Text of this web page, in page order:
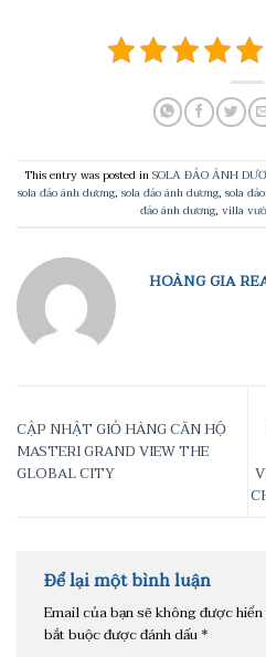
This entry was posted inSOLA ĐẢO ÁNH
sola đảo ánh dương, sola đảo ánh dương, sola
đảo ánh dương, villa
HOÀNG GIA
CẬP NHẬT GIỎ HÀNG CĂN HỘ
MASTERI GRAND VIEW THE
GLOBAL CITY
Để lại một bình luận
Email của bạn sẽ không được
bắt buộc được đánh dấu*